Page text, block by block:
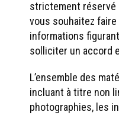
strictement réservé
vous souhaitez
informations
solliciter un accord
L’ensemble des
incluant à titre non
photographies, les